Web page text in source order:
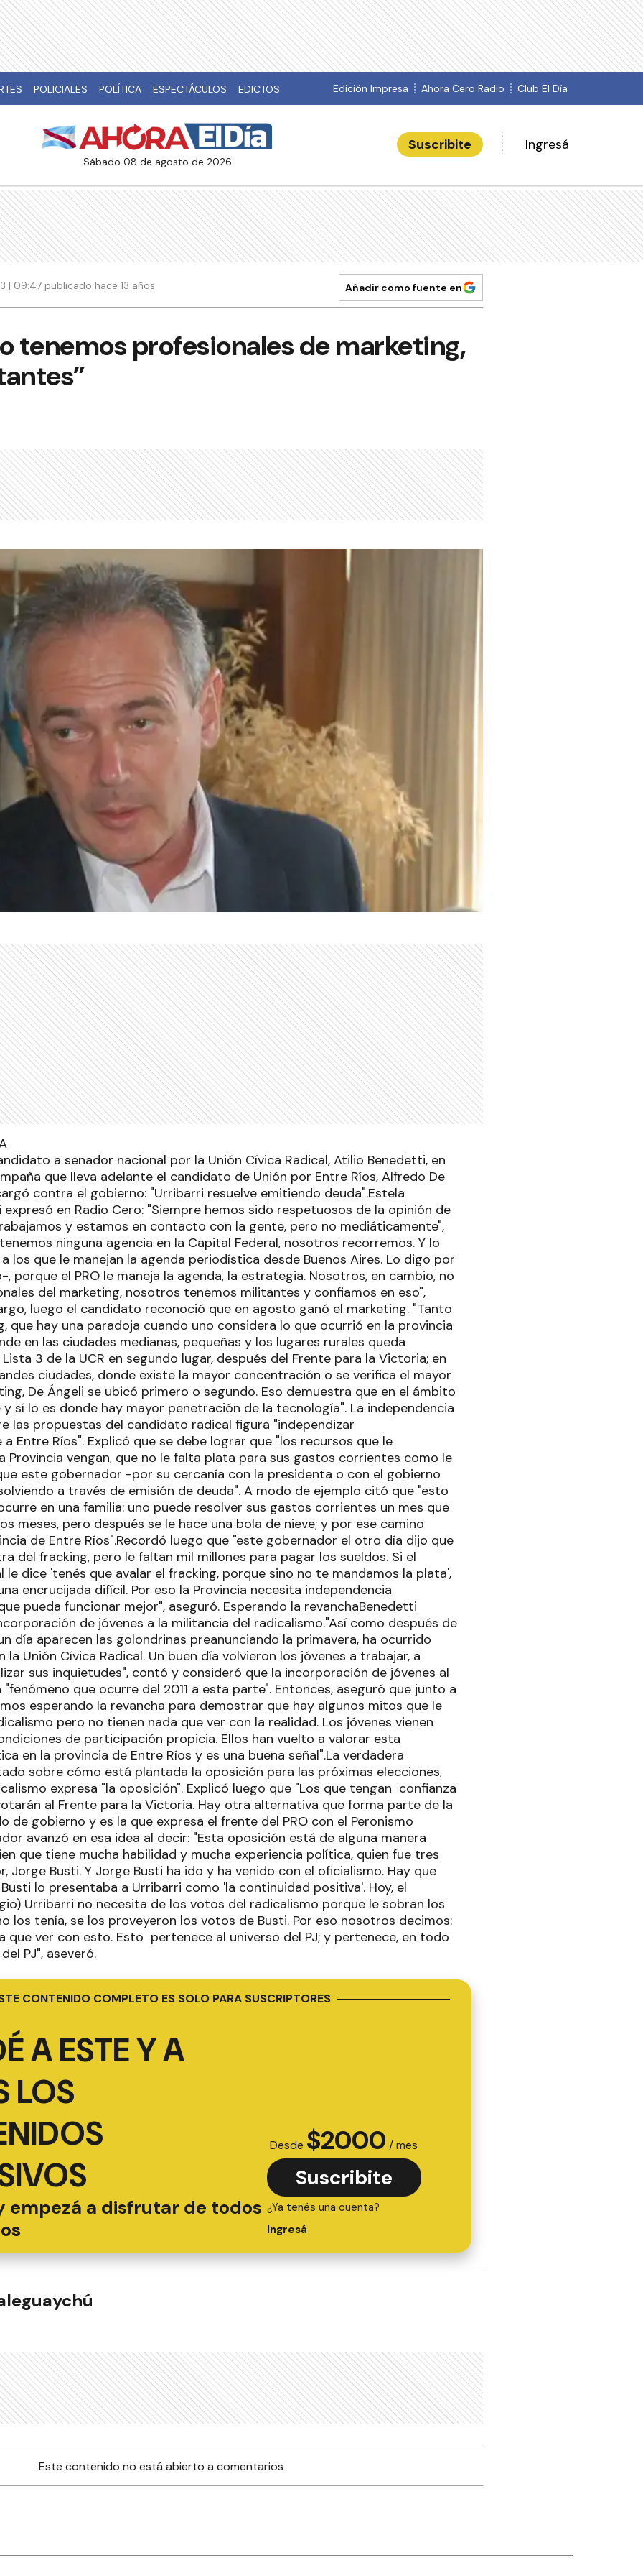
POLICIALES POLÍTICA ESPECTÁCULOS EDICTOS Edición Impresa Ahora Cero Radio Club El Día
sábado 08 de agosto de 2026
Suscribite Ingresá
| 09:47 publicado hace 13 años Añadir como fuente en
tenemos profesionales de marketing,
a senador nacional por la Unión Cívica Radical, Atilio Benedetti, en
que lleva adelante el candidato de Unión por Entre Ríos, Alfredo De
contra el gobierno: "Urribarri resuelve emitiendo deuda".Estela
en Radio Cero: "Siempre hemos sido respetuosos de la opinión de
y estamos en contacto con la gente, pero no mediáticamente",
ninguna agencia en la Capital Federal, nosotros recorremos. Y lo
los que le manejan la agenda periodística desde Buenos Aires. Lo digo por
porque el PRO le maneja la agenda, la estrategia. Nosotros, en cambio, no
del marketing, nosotros tenemos militantes y confiamos en eso",
luego el candidato reconoció que en agosto ganó el marketing. "Tanto
que hay una paradoja cuando uno considera lo que ocurrió en la provincia
en las ciudades medianas, pequeñas y los lugares rurales queda
3 de la UCR en segundo lugar, después del Frente para la Victoria; en
ciudades, donde existe la mayor concentración o se verifica el mayor
De Ángeli se ubicó primero o segundo. Eso demuestra que en el ámbito
sí lo es donde hay mayor penetración de la tecnología". La independencia
las propuestas del candidato radical figura "independizar
Entre Ríos". Explicó que se debe lograr que "los recursos que le
Provincia vengan, que no le falta plata para sus gastos corrientes como le
este gobernador -por su cercanía con la presidenta o con el gobierno
a través de emisión de deuda". A modo de ejemplo citó que "esto
en una familia: uno puede resolver sus gastos corrientes un mes que
meses, pero después se le hace una bola de nieve; y por ese camino
de Entre Ríos".Recordó luego que "este gobernador el otro día dijo que
del fracking, pero le faltan mil millones para pagar los sueldos. Si el
le dice 'tenés que avalar el fracking, porque sino no te mandamos la plata',
encrucijada difícil. Por eso la Provincia necesita independencia
pueda funcionar mejor", aseguró. Esperando la revanchaBenedetti
de jóvenes a la militancia del radicalismo."Así como después de
día aparecen las golondrinas preanunciando la primavera, ha ocurrido
la Unión Cívica Radical. Un buen día volvieron los jóvenes a trabajar, a
sus inquietudes", contó y consideró que la incorporación de jóvenes al
que ocurre del 2011 a esta parte". Entonces, aseguró que junto a
esperando la revancha para demostrar que hay algunos mitos que le
pero no tienen nada que ver con la realidad. Los jóvenes vienen
de participación propicia. Ellos han vuelto a valorar esta
en la provincia de Entre Ríos y es una buena señal".La verdadera
sobre cómo está plantada la oposición para las próximas elecciones,
expresa "la oposición". Explicó luego que "Los que tengan confianza
al Frente para la Victoria. Hay otra alternativa que forma parte de la
de gobierno y es la que expresa el frente del PRO con el Peronismo
avanzó en esa idea al decir: "Esta oposición está de alguna manera
que tiene mucha habilidad y mucha experiencia política, quien fue tres
Jorge Busti. Y Jorge Busti ha ido y ha venido con el oficialismo. Hay que
lo presentaba a Urribarri como 'la continuidad positiva'. Hoy, el
Urribarri no necesita de los votos del radicalismo porque le sobran los
los tenía, se los proveyeron los votos de Busti. Por eso nosotros decimos:
que ver con esto. Esto pertenece al universo del PJ; y pertenece, en todo
PJ", aseveró.
CONTENIDO COMPLETO ES SOLO PARA SUSCRIPTORES
A ESTE Y A
LOS
empezá a disfrutar de todos
Desde $2000 / mes
Suscribite
¿Ya tenés una cuenta?
Ingresá
Este contenido no está abierto a comentarios